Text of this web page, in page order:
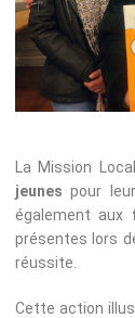
La Mission
jeunes pour
également aux
présentes lors
réussite.
Cette action